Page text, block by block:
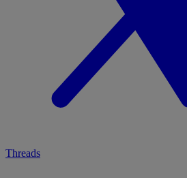
Threads